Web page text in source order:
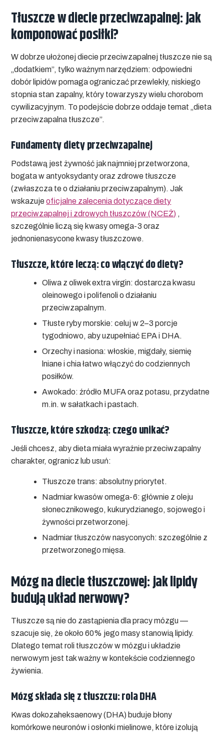
Tłuszcze w diecie przeciwzapalnej: jak
komponować posiłki?
W dobrze ułożonej diecie przeciwzapalnej tłuszcze nie są
„dodatkiem”, tylko ważnym narzędziem: odpowiedni
dobór lipidów pomaga ograniczać przewlekły, niskiego
stopnia stan zapalny, który towarzyszy wielu chorobom
cywilizacyjnym. To podejście dobrze oddaje temat „dieta
przeciwzapalna tłuszcze”.
Fundamenty diety przeciwzapalnej
Podstawą jest żywność jak najmniej przetworzona,
bogata w antyoksydanty oraz zdrowe tłuszcze
(zwłaszcza te o działaniu przeciwzapalnym). Jak
wskazujeoficjalne zalecenia dotyczące diety
przeciwzapalnej i zdrowych tłuszczów (NCEŻ) ,
szczególnie liczą się kwasy omega-3 oraz
jednonienasycone kwasy tłuszczowe.
Tłuszcze, które leczą: co włączyć do diety?
Oliwa z oliwek extra virgin: dostarcza kwasu
oleinowego i polifenoli o działaniu
przeciwzapalnym.
Tłuste ryby morskie: celuj w 2–3 porcje
tygodniowo, aby uzupełniać EPA i DHA.
Orzechy i nasiona: włoskie, migdały, siemię
lniane i chia łatwo włączyć do codziennych
posiłków.
Awokado: źródło MUFA oraz potasu, przydatne
m.in. w sałatkach i pastach.
Tłuszcze, które szkodzą: czego unikać?
Jeśli chcesz, aby dieta miała wyraźnie przeciwzapalny
charakter, ogranicz lub usuń:
Tłuszcze trans: absolutny priorytet.
Nadmiar kwasów omega-6: głównie z oleju
słonecznikowego, kukurydzianego, sojowego i
żywności przetworzonej.
Nadmiar tłuszczów nasyconych: szczególnie z
przetworzonego mięsa.
Mózg na diecie tłuszczowej: jak lipidy
budują układ nerwowy?
Tłuszcze są nie do zastąpienia dla pracy mózgu —
szacuje się, że około 60% jego masy stanowią lipidy.
Dlatego tematroli tłuszczów w mózgu i układzie
nerwowym jest tak ważny w kontekście codziennego
żywienia.
Mózg składa się z tłuszczu: rola DHA
Kwas dokozaheksaenowy (DHA) buduje błony
komórkowe neuronów i osłonki mielinowe, które izolują